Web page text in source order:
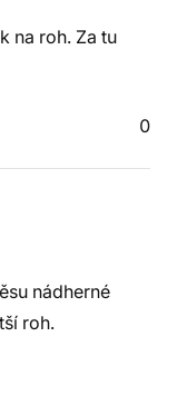
na roh. Za tu
0
nádherné
roh.